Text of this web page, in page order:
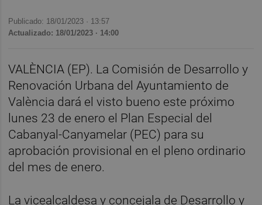
Publicado: 18/01/2023 · 13:57
Actualizado: 18/01/2023 · 14:00
VALÈNCIA (EP). La Comisión de Desarrollo y
Renovación Urbana del Ayuntamiento de
València dará el visto bueno este próximo
lunes 23 de enero el Plan Especial del
Cabanyal-Canyamelar (PEC) para su
aprobación provisional en el pleno ordinario
del mes de enero.
La vicealcaldesa y concejala de Desarrollo y